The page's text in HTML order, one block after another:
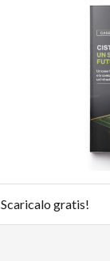
Scaricalo gratis!